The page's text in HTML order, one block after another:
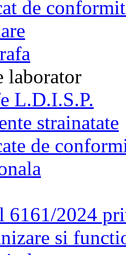
de
laborator
L.D.I.S.P.
strainatate
de
6161/2024
si